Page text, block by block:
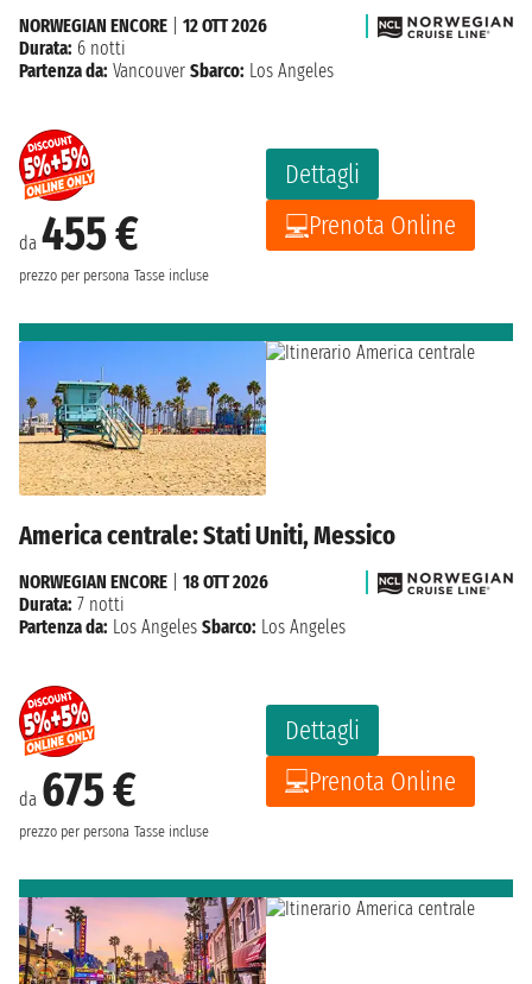
da 455 €
prezzo per persona Tasse incluse
Dettagli
Prenota Online
NORWEGIAN ENCORE
12 OTT 2026
Durata: 6 notti
Partenza da: Vancouver Sbarco: Los Angeles
America centrale: Stati Uniti, Messico
da 675 €
prezzo per persona Tasse incluse
Dettagli
Prenota Online
NORWEGIAN ENCORE
18 OTT 2026
Durata: 7 notti
Partenza da: Los Angeles Sbarco: Los Angeles